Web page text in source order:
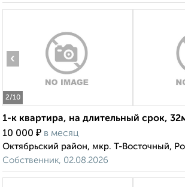
2/10
‹
1-к квартира, на длительный срок,
10 000 ₽ в месяц
Октябрьский район, мкр. Т-Восточный,
Собственник, 02.08.2026